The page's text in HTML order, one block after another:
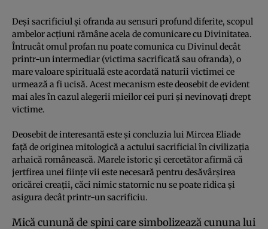
Deşi sacrificiul şi ofranda au sensuri profund diferite, scopul
ambelor acţiuni rămâne acela de comunicare cu Divinitatea.
Întrucât omul profan nu poate comunica cu Divinul decât
printr-un intermediar (victima sacrificată sau ofranda), o
mare valoare spirituală este acordată naturii victimei ce
urmează a fi ucisă. Acest mecanism este deosebit de evident
mai ales în cazul alegerii mieilor cei puri şi nevinovaţi drept
victime.
Deosebit de interesantă este şi concluzia lui Mircea Eliade
faţă de originea mitologică a actului sacrificial în civilizaţia
arhaică românească. Marele istoric şi cercetător afirmă că
jertfirea unei fiinţe vii este necesară pentru desăvârşirea
oricărei creaţii, căci nimic statornic nu se poate ridica şi
asigura decât printr-un sacrificiu.
Mică cunună de spini care simbolizează cununa lui